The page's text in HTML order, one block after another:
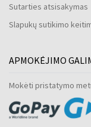
Sutarties atsisakymas
Slapukų sutikimo
APMOKĖJIMO
Mokėti pristatymo